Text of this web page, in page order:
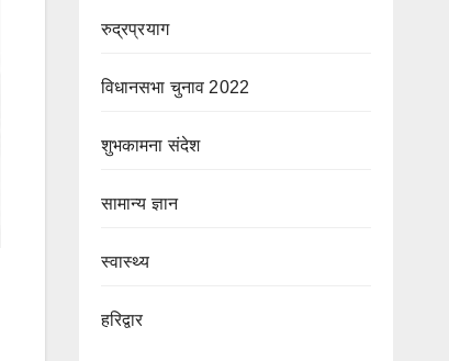
रुद्रप्रयाग
विधानसभा चुनाव 2022
शुभकामना संदेश
सामान्य ज्ञान
स्वास्थ्य
हरिद्वार